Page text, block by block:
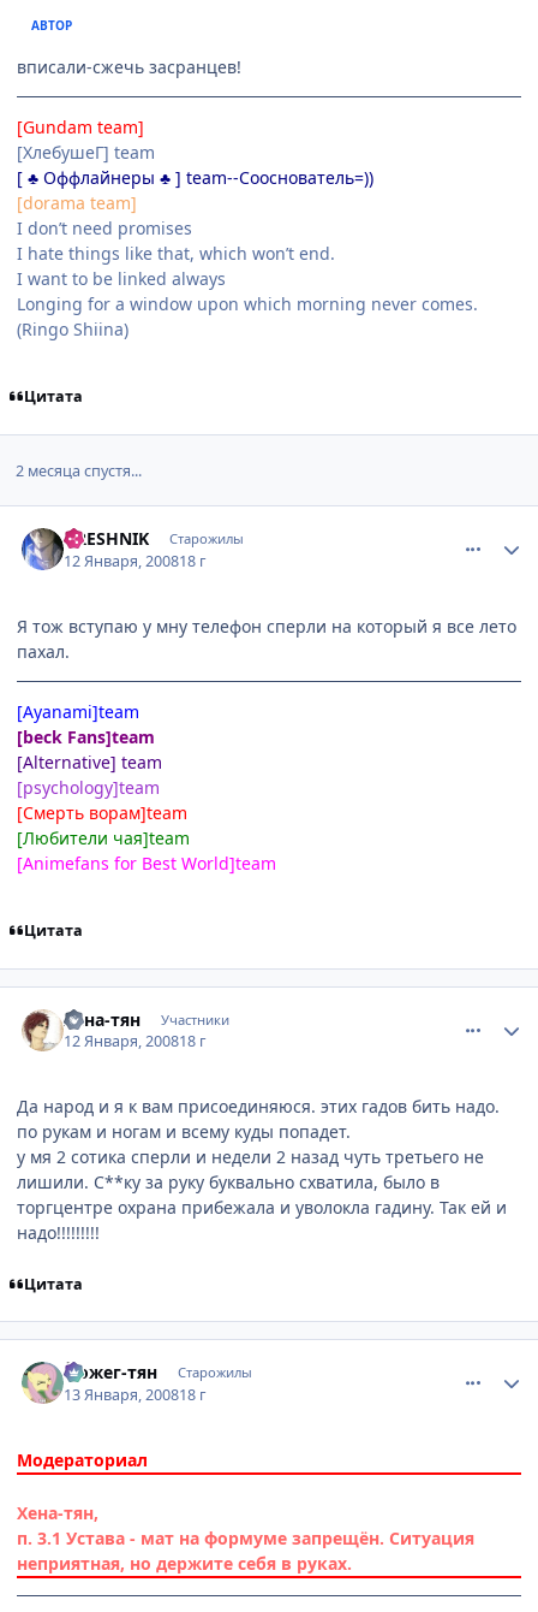
АВТОР
вписали-сжечь засранцев!
[Gundam team]
[ХлебушеГ] team
[ ♣ Оффлайнеры ♣ ] team--Сооснователь=))
[dorama team]
I don’t need promises
I hate things like that, which won’t end.
I want to be linked always
Longing for a window upon which morning never comes.
(Ringo Shiina)
Цитата
2 месяца спустя...
GRESHNIK Старожилы
12 Января, 200818 г
Я тож вступаю у мну телефон сперли на который я все лето
пахал.
[Ayanami]team
[beck Fans]team
[Alternative] team
[psychology]team
[Смерть ворам]team
[Любители чая]team
[Animefans for Best World]team
Цитата
Хена-тян Участники
12 Января, 200818 г
Да народ и я к вам присоединяюся. этих гадов бить надо.
по рукам и ногам и всему куды попадет.
у мя 2 сотика сперли и недели 2 назад чуть третьего не
лишили. С**ку за руку буквально схватила, было в
торгцентре охрана прибежала и уволокла гадину. Так ей и
надо!!!!!!!!!
Цитата
Йожег-тян Старожилы
13 Января, 200818 г
Модераториал
Хена-тян,
п. 3.1 Устава - мат на формуме запрещён. Ситуация
неприятная, но держите себя в руках.